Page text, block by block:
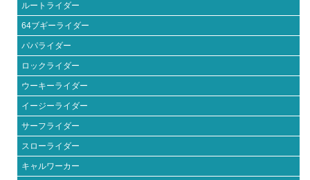
ルートライダー
64ブギーライダー
パパライダー
ロックライダー
ウーキーライダー
イージーライダー
サーフライダー
スローライダー
キャルワーカー